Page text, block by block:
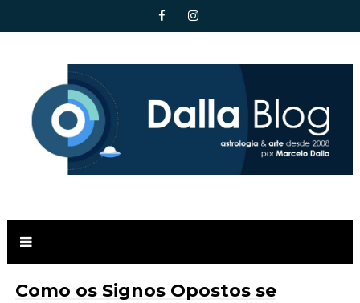
Como os Signos Opostos se